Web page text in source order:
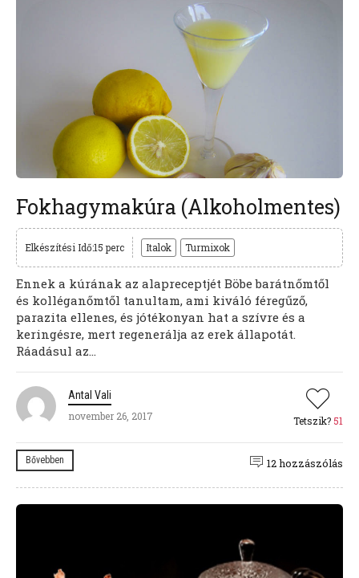
Fokhagymakúra (Alkoholmentes)
Elkészítési Idő:15 perc Italok Turmixok
Ennek a kúrának az alapreceptjét Böbe barátnőmtől
és kolléganőmtől tanultam, ami kiváló féregűző,
parazita ellenes, és jótékonyan hat a szívre és a
keringésre, mert regenerálja az erek állapotát.
Ráadásul az...
Antal Vali
november 26, 2017
Tetszik? 51
Bővebben 12 hozzászólás